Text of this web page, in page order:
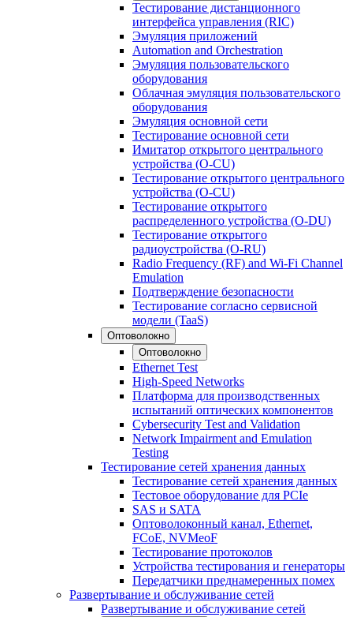
Тестирование дистанционного
интерфейса управления (RIC)
Эмуляция приложений
Automation and Orchestration
Эмуляция пользовательского
оборудования
Облачная эмуляция пользовательского
оборудования
Эмуляция основной сети
Тестирование основной сети
Имитатор открытого центрального
устройства (O-CU)
Тестирование открытого центрального
устройства (O-CU)
Тестирование открытого
распределенного устройства (O-DU)
Тестирование открытого
радиоустройства (O-RU)
Radio Frequency (RF) and Wi-Fi Channel
Emulation
Подтверждение безопасности
Тестирование согласно сервисной
модели (TaaS)
Оптоволокно
Оптоволокно
Ethernet Test
High-Speed Networks
Платформа для производственных
испытаний оптических компонентов
Cybersecurity Test and Validation
Network Impairment and Emulation
Testing
Тестирование сетей хранения данных
Тестирование сетей хранения данных
Тестовое оборудование для PCIe
SAS и SATA
Оптоволоконный канал, Ethernet,
FCoE, NVMeoF
Тестирование протоколов
Устройства тестирования и генераторы
Передатчики преднамеренных помех
Развертывание и обслуживание сетей
Развертывание и обслуживание сетей